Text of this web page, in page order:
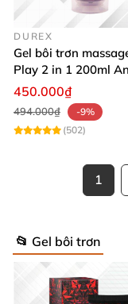
DUREX
Gel bôi trơn
Play 2 in 1 200ml
Dưỡng da
450.000₫
494.000₫
-9%
(502)
1
📂 Gel bôi trơn